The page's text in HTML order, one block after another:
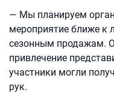
— Мы планируем
мероприятие ближе к
сезонным продажам.
привлечение
участники могли
рук.